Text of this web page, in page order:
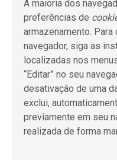
A maioria dos
preferências de
armazenamento.
navegador, siga as
localizadas nos menus
“Editar” no seu
desativação de uma
exclui,
previamente em seu
realizada de forma